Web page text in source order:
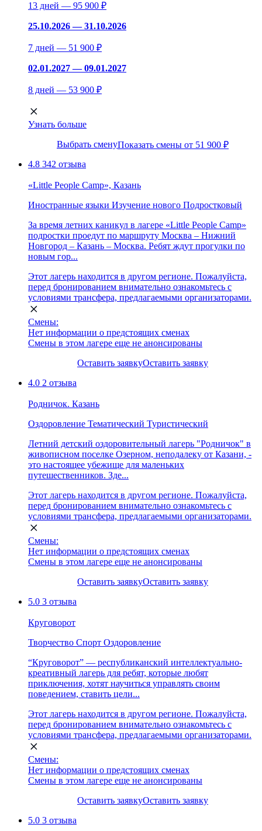
13 дней — 95 900 ₽
25.10.2026 — 31.10.2026
7 дней — 51 900 ₽
02.01.2027 — 09.01.2027
8 дней — 53 900 ₽
Узнать больше
Выбрать сменуПоказать смены от 51 900 ₽
4.8 342 отзыва
«Little People Camp», Казань
Иностранные языки Изучение нового Подростковый
За время летних каникул в лагере «Little People Camp»
подростки проедут по маршруту Москва – Нижний
Новгород – Казань – Москва. Ребят ждут прогулки по
новым гор...
Этот лагерь находится в другом регионе. Пожалуйста,
перед бронированием внимательно ознакомьтесь с
условиями трансфера, предлагаемыми организаторами.
Смены:
Нет информации о предстоящих сменах
Смены в этом лагере еще не анонсированы
Оставить заявкуОставить заявку
4.0 2 отзыва
Родничок. Казань
Оздоровление Тематический Туристический
Летний детский оздоровительный лагерь "Родничок" в
живописном поселке Озерном, неподалеку от Казани, -
это настоящее убежище для маленьких
путешественников. Зде...
Этот лагерь находится в другом регионе. Пожалуйста,
перед бронированием внимательно ознакомьтесь с
условиями трансфера, предлагаемыми организаторами.
Смены:
Нет информации о предстоящих сменах
Смены в этом лагере еще не анонсированы
Оставить заявкуОставить заявку
5.0 3 отзыва
Круговорот
Творчество Спорт Оздоровление
“Круговорот” — республиканский интеллектуально-
креативный лагерь для ребят, которые любят
приключения, хотят научиться управлять своим
поведением, ставить цели...
Этот лагерь находится в другом регионе. Пожалуйста,
перед бронированием внимательно ознакомьтесь с
условиями трансфера, предлагаемыми организаторами.
Смены:
Нет информации о предстоящих сменах
Смены в этом лагере еще не анонсированы
Оставить заявкуОставить заявку
5.0 3 отзыва